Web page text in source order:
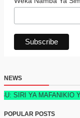
NEWS
YA
POPULAR POSTS